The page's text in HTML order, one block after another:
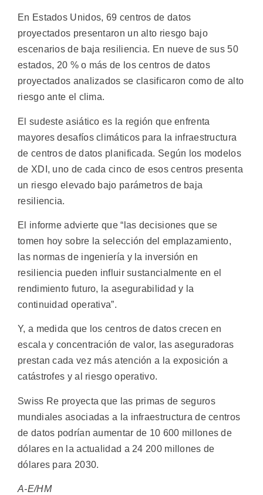
En Estados Unidos, 69 centros de datos
proyectados presentaron un alto riesgo bajo
escenarios de baja resiliencia. En nueve de sus 50
estados, 20 % o más de los centros de datos
proyectados analizados se clasificaron como de alto
riesgo ante el clima.
El sudeste asiático es la región que enfrenta
mayores desafíos climáticos para la infraestructura
de centros de datos planificada. Según los modelos
de XDI, uno de cada cinco de esos centros presenta
un riesgo elevado bajo parámetros de baja
resiliencia.
El informe advierte que “las decisiones que se
tomen hoy sobre la selección del emplazamiento,
las normas de ingeniería y la inversión en
resiliencia pueden influir sustancialmente en el
rendimiento futuro, la asegurabilidad y la
continuidad operativa”.
Y, a medida que los centros de datos crecen en
escala y concentración de valor, las aseguradoras
prestan cada vez más atención a la exposición a
catástrofes y al riesgo operativo.
Swiss Re proyecta que las primas de seguros
mundiales asociadas a la infraestructura de centros
de datos podrían aumentar de 10 600 millones de
dólares en la actualidad a 24 200 millones de
dólares para 2030.
A-E/HM